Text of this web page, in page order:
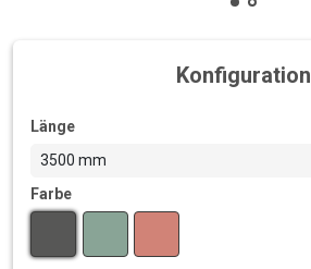
Konfiguration
Länge
3500 mm
Farbe